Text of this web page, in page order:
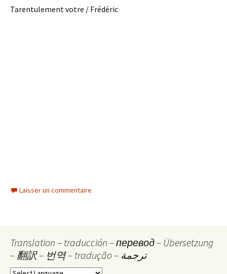
Tarentulement votre / Frédéric
Laisser un commentaire
Translation – traducción – перевод – Übersetzung
– 翻訳 – 번역 – tradução – ترجمة